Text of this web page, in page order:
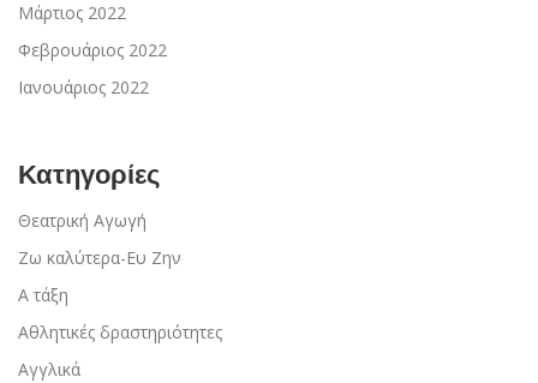
Μάρτιος 2022
Φεβρουάριος 2022
Ιανουάριος 2022
Κατηγορίες
Θεατρική Αγωγή
Ζω καλύτερα-Ευ Ζην
Α τάξη
Αθλητικές δραστηριότητες
Αγγλικά